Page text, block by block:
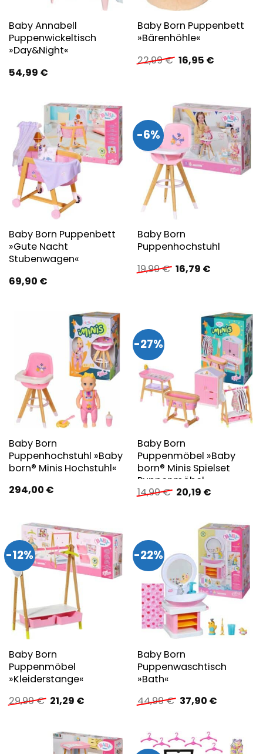
Baby Annabell
Puppenwickeltisch
»Day&Night«
54,99 €
Baby Born Puppenbett
»Bärenhöhle«
22,99€ Ursprünglicher
Preis
16,95 €Aktueller
Baby Born Puppenbett
»Gute Nacht
Stubenwagen«
69,90 €
-6%
Baby Born
Puppenhochstuhl
19,99€ Ursprünglicher
Preis
16,79 €Aktueller
Baby Born
Puppenhochstuhl »Baby
born® Minis Hochstuhl«
294,00 €
-27%
Baby Born
Puppenmöbel »Baby
born® Minis Spielset
Puppenmöbel«
14,99€ Ursprünglicher
Preis
14,99 €
20,19 €Aktueller
20,19 €.
-12%
Baby Born
Puppenmöbel
»Kleiderstange«
29,99€ Ursprünglicher
Preis
29,99 €
21,29 €Aktueller
-22%
Baby Born
Puppenwaschtisch
»Bath«
44,99€ Ursprünglicher
Preis
44,99 €
37,90 €Aktueller